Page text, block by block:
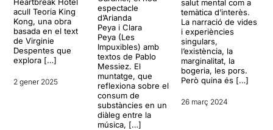
acull Teoria King
Kong, una obra
basada en el text
de Virginie
Despentes que
explora […]
2 gener 2025
espectacle
d’Arianda
Peya i Clara
Peya (Les
Impuxibles) amb
textos de Pablo
Messiez. El
muntatge, que
reflexiona sobre el
consum de
substàncies en un
diàleg entre la
música, […]
salut mental com a
temàtica d’interès.
La narració de vides
i experiències
singulars,
l’existència, la
marginalitat, la
bogeria, les pors.
Però quina és […]
26 març 2024